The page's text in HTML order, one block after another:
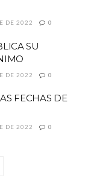
DE 2022 0
SU
DE 2022 0
FECHAS DE
DE 2022 0